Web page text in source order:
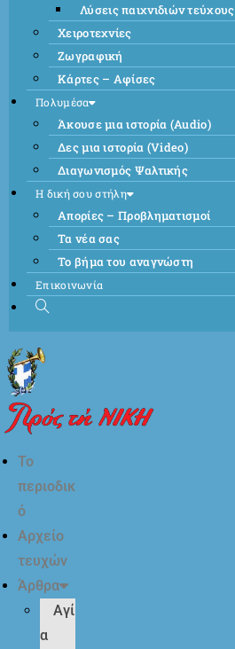
Λύσεις παιχνιδιών τεύχους
Χειροτεχνίες
Ζωγραφική
Κάρτες – Αφίσες
Πολυμέσα
Άκουσε μια ιστορία (Audio)
Δες μια ιστορία (Video)
Διαγωνισμός Ψαλτικής
Η δική σου στήλη
Απορίες – Προβληματισμοί
Τα νέα σας
Το βήμα του αναγνώστη
Επικοινωνία
Το
περιοδικ
ό
Αρχείο
τευχών
Άρθρα
Αγί
α